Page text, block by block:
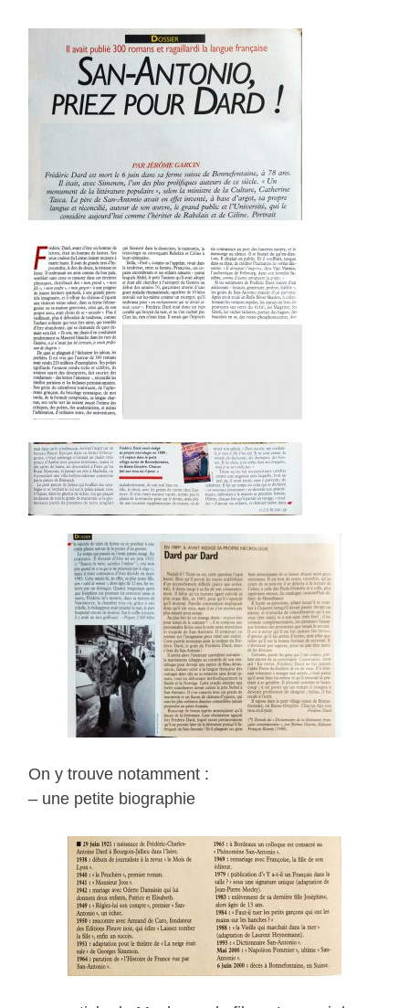
On y trouve notamment :
– une petite biographie